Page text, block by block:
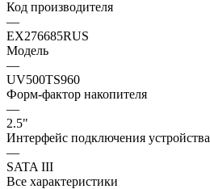
Код производителя
—
EX276685RUS
Модель
—
UV500TS960
Форм-фактор накопителя
—
2.5"
Интерфейс подключения устройства
—
SATA III
Все характеристики